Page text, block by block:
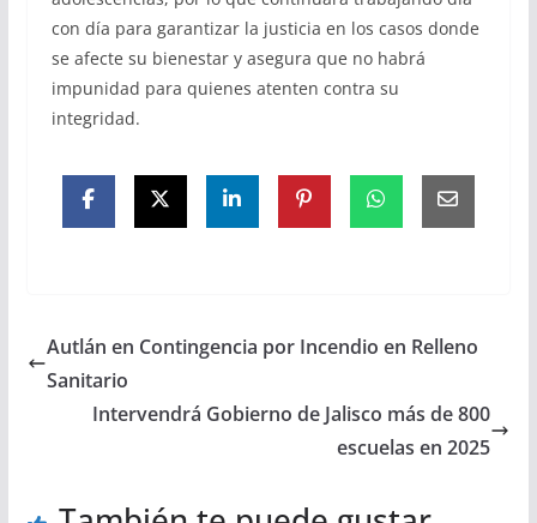
con día para garantizar la justicia en los casos donde
se afecte su bienestar y asegura que no habrá
impunidad para quienes atenten contra su
integridad.
Autlán en Contingencia por Incendio en Relleno
Sanitario
Intervendrá Gobierno de Jalisco más de 800
escuelas en 2025